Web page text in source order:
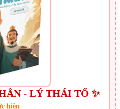
- LÝ THÁI TỔ ✨
hiền